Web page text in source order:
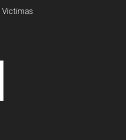
Victimas